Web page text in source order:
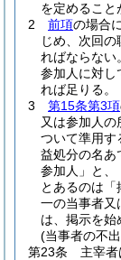
を定めること
2
前項の場合
じめ、次回
ればならない。
参加人に対し
れば足りる。
3
第15条第3項
又は参加人
ついて準用す
益処分の名あ
参加人」と、
とあるのは
一の当事者又
は、掲示を始
(当事者の不
第23条
主宰